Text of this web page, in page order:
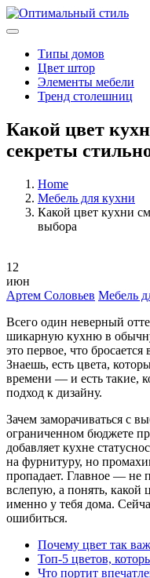
Типы домов
Цвет штор
Элементы мебели
Тренд столешниц
Какой цвет
секреты
Home
Мебель для кухни
Какой цвет кухни
выбора
12
июн
Артем Соловьев Мебель
Всего один неверный
шикарную кухню в
это первое, что
Знаешь, есть цвета,
времени — и есть такие,
подход к дизайну.
Зачем заморачиваться с
ограниченном бюджете
добавляет кухне
на фурнитуру, но
пропадает. Главное — не
вслепую, а понять, какой
именно у тебя дома.
ошибиться.
Почему цвет так
Топ-5 цветов,
Что портит